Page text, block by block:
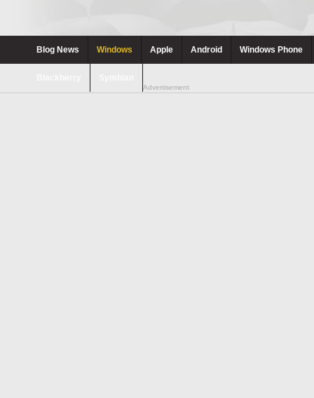
Blog News Windows Apple Android Windows Phone
Advertisement